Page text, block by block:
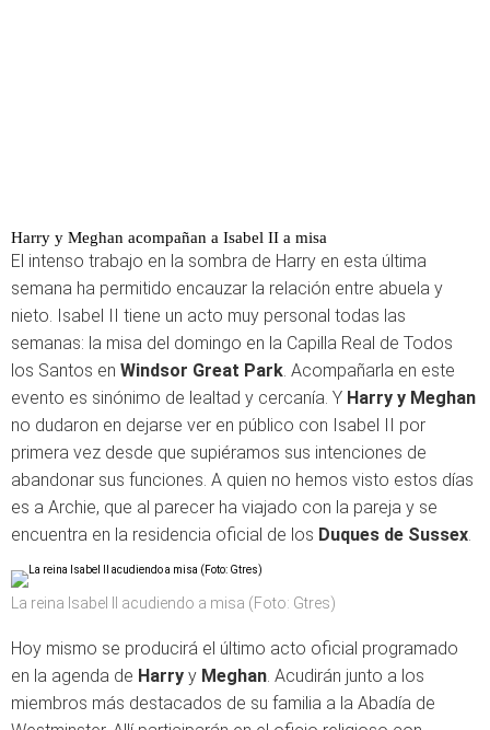
Harry y Meghan acompañan a Isabel II a misa
El intenso trabajo en la sombra de Harry en esta última
semana ha permitido encauzar la relación entre abuela y
nieto. Isabel II tiene un acto muy personal todas las
semanas: la misa del domingo en la Capilla Real de Todos
los Santos en Windsor Great Park. Acompañarla en este
evento es sinónimo de lealtad y cercanía. Y Harry y Meghan
no dudaron en dejarse ver en público con Isabel II por
primera vez desde que supiéramos sus intenciones de
abandonar sus funciones. A quien no hemos visto estos días
es a Archie, que al parecer ha viajado con la pareja y se
encuentra en la residencia oficial de los Duques de Sussex.
La reina Isabel II acudiendo a misa (Foto: Gtres)
Hoy mismo se producirá el último acto oficial programado
en la agenda de Harry y Meghan. Acudirán junto a los
miembros más destacados de su familia a la Abadía de